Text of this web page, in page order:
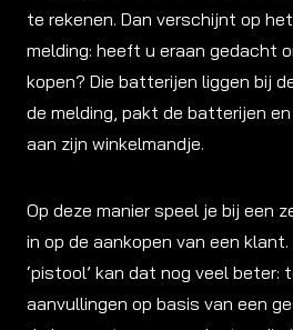
te rekenen. Dan verschijnt op
melding: heeft u eraan gedacht
kopen? Die batterijen liggen bij
de melding, pakt de batterijen
aan zijn winkelmandje.
Op deze manier speel je bij een
in op de aankopen van een
‘pistool’ kan dat nog veel
aanvullingen op basis van een